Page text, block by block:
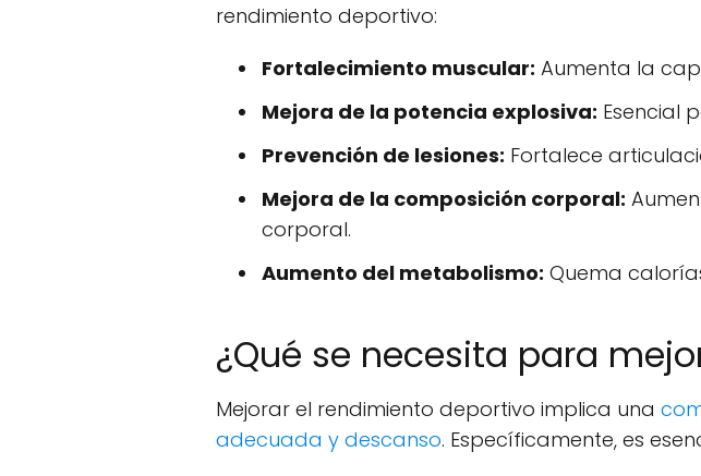
rendimiento deportivo:
Fortalecimiento muscular: Aumenta la
Mejora de la potencia explosiva: Esencial
Prevención de lesiones: Fortalece
Mejora de la composición corporal:
corporal.
Aumento del metabolismo: Quema
¿Qué se necesita para
Mejorar el rendimiento deportivo implica una
adecuada y descanso. Específicamente, es